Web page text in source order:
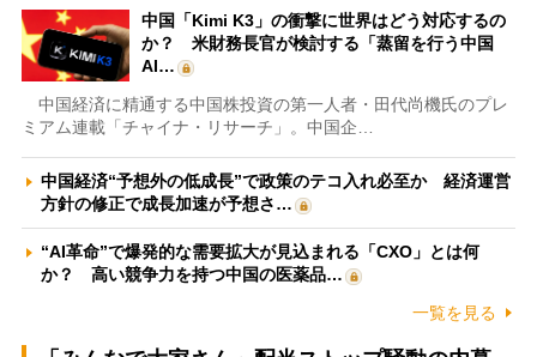
中国「Kimi K3」の衝撃に世界はどう対応するの
か？ 米財務長官が検討する「蒸留を行う中国
AI…
中国経済に精通する中国株投資の第一人者・田代尚機氏のプレ
ミアム連載「チャイナ・リサーチ」。中国企…
中国経済“予想外の低成長”で政策のテコ入れ必至か 経済運営
方針の修正で成長加速が予想さ…
“AI革命”で爆発的な需要拡大が見込まれる「CXO」とは何
か？ 高い競争力を持つ中国の医薬品…
一覧を見る